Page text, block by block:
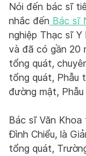
Nói đến bác sĩ
nhắc đến Bác sĩ
nghiệp Thạc sĩ
và đã có gần 20
tổng quát,
tổng quát, Phẫu
đường mật,
Bác sĩ Văn
Đình Chiểu, là
tổng quát,